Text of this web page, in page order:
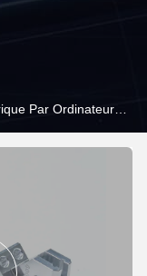
Par Ordinateur
pour la coupe de